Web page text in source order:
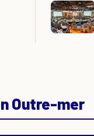
Outre-mer